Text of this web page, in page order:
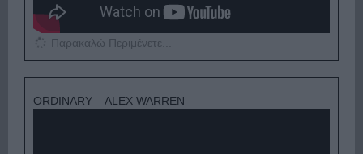
Παρακαλώ Περιμένετε...
ORDINARY – ALEX WARREN